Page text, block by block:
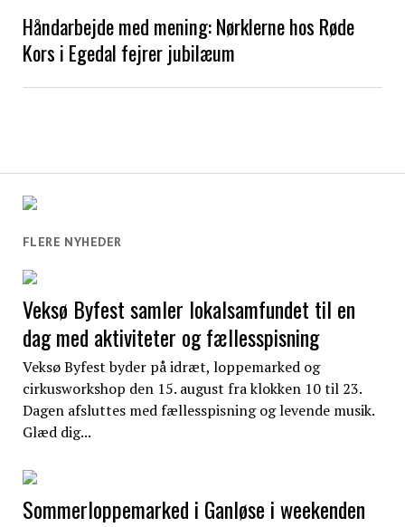
FLERE NYHEDER
Veksø Byfest samler lokalsamfundet til en
dag med aktiviteter og fællesspisning
Veksø Byfest byder på idræt, loppemarked og
cirkusworkshop den 15. august fra klokken 10 til 23.
Dagen afsluttes med fællesspisning og levende musik.
Glæd dig...
Sommerloppemarked i Ganløse i weekenden
Håndarbejde med mening: Nørklerne hos Røde
Kors i Egedal fejrer jubilæum